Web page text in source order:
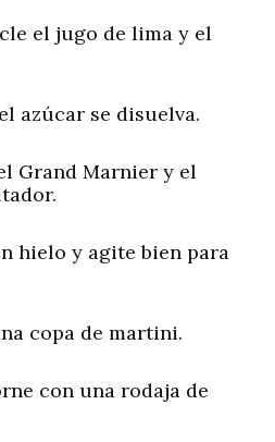
el jugo de lima y el
azúcar se disuelva.
Grand Marnier y el
hielo y agite bien para
copa de martini.
con una rodaja de